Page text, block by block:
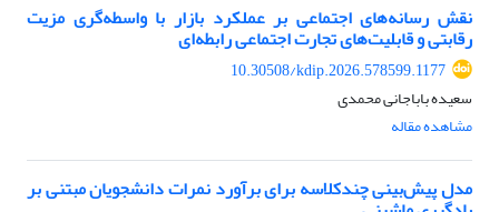
نقش رسانه‌های اجتماعی بر عملکرد بازار با واسطه‌گری مزیت
رقابتی و قابلیت‌های تجارت اجتماعی رابطه‌ای
10.30508/kdip.2026.578599.1177
سعیده باباجانی محمدی
مشاهده مقاله
مدل پیش‌بینی چندکلاسه برای برآورد نمرات دانشجویان مبتنی بر